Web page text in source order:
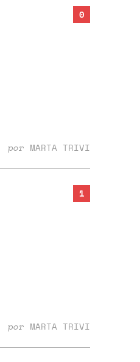
0
por MARTA TRIVI
1
por MARTA TRIVI